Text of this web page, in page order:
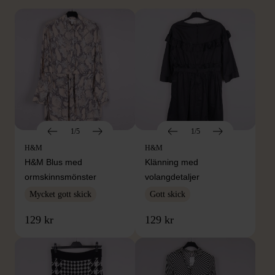
1/5
H&M
H&M Blus med
ormskinnsmönster
Mycket gott skick
129 kr
1/5
H&M
Klänning med
volangdetaljer
Gott skick
129 kr